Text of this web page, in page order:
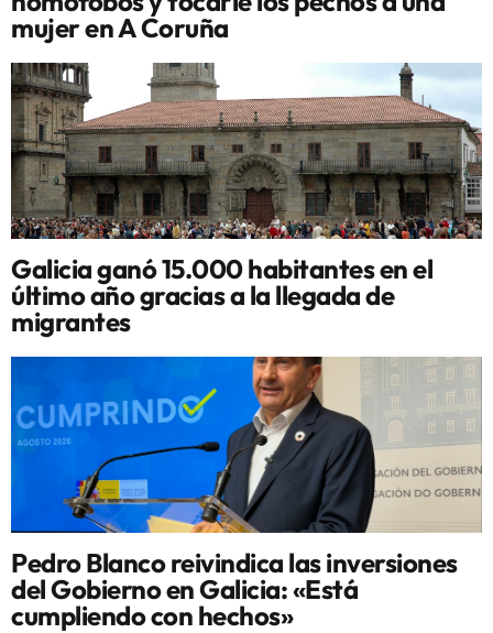
mujer en A Coruña
Galicia ganó 15.000 habitantes en el
último año gracias a la llegada de
migrantes
Pedro Blanco reivindica las inversiones
del Gobierno en Galicia: «Está
cumpliendo con hechos»